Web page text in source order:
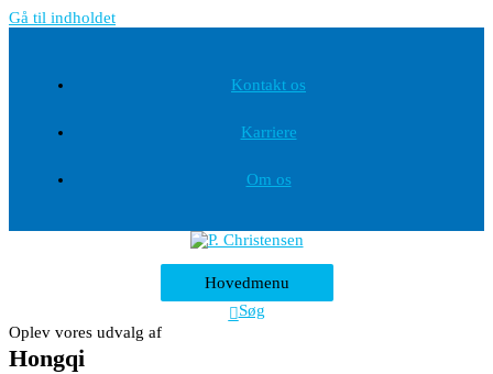
Gå til indholdet
Kontakt os
Karriere
Om os
Hovedmenu
Søg
Oplev vores udvalg af
Hongqi